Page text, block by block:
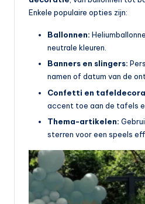
Enkele populaire opties zijn:
Ballonnen:
neutrale kleuren.
Banners en slingers:
namen of datum van de
Confetti en
accent toe aan de tafels
Thema-artikelen:
sterren voor een speels